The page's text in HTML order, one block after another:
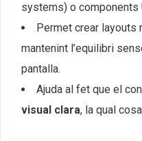
systems) o components
Permet crear
mantenint l’equilibri
pantalla.
Ajuda al fet que el
visual clara, la qual